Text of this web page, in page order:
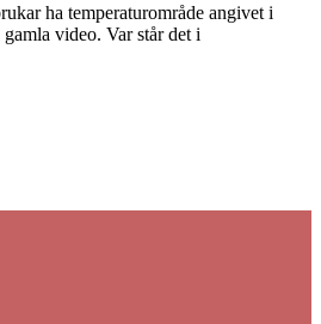
ha temperaturområde angivet i
video. Var står det i